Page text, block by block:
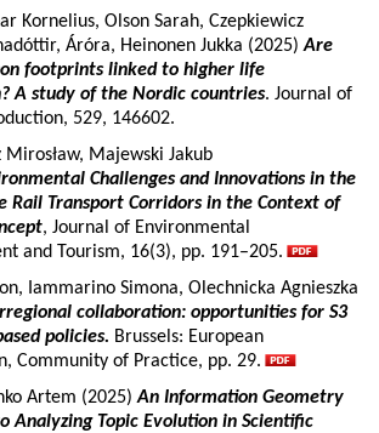
Kornelius, Olson Sarah, Czepkiewicz
Áróra, Heinonen Jukka (2025)Are
footprints linked to higher life
A study of the Nordic countries. Journal of
529, 146602.
Mirosław, Majewski Jakub
Challenges and Innovations in the
Rail Transport Corridors in the Context of
, Journal of Environmental
and Tourism, 16(3), pp. 191–205.
Iammarino Simona, Olechnicka Agnieszka
collaboration: opportunities for S3
policies. Brussels: European
Community of Practice, pp. 29.
Artem (2025)An Information Geometry
Analyzing Topic Evolution in Scientific